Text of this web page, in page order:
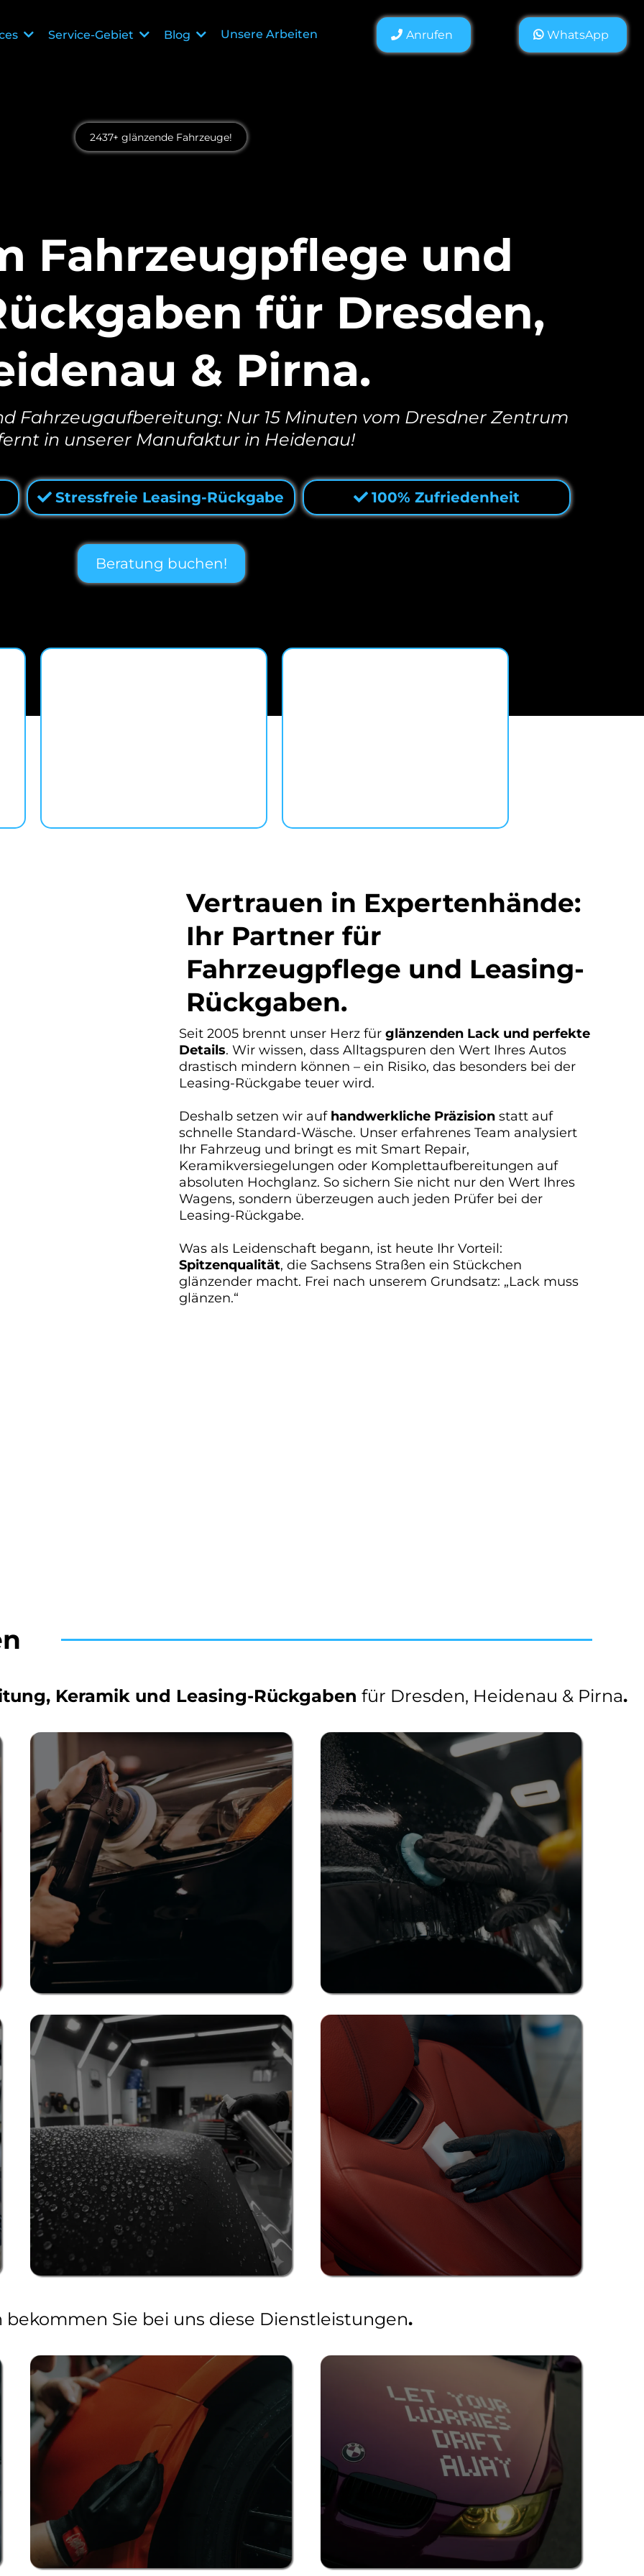
Service-Gebiet Blog Unsere Arbeiten Anrufen WhatsApp
2437+ glänzende Fahrzeuge!
Fahrzeugpflege und
für Dresden,
& Pirna.
Fahrzeugaufbereitung: Nur 15 Minuten vom Dresdner Zentrum
in unserer Manufaktur in Heidenau!
Stressfreie Leasing-Rückgabe 100% Zufriedenheit
Beratung buchen!
Vertrauen in Expertenhände:
Ihr Partner für
Fahrzeugpflege und Leasing-
Rückgaben.
Seit 2005 brennt unser Herz für glänzenden Lack und perfekte
Details. Wir wissen, dass Alltagspuren den Wert Ihres Autos
drastisch mindern können – ein Risiko, das besonders bei der
Leasing-Rückgabe teuer wird.
Deshalb setzen wir auf handwerkliche Präzision statt auf
schnelle Standard-Wäsche. Unser erfahrenes Team analysiert
Ihr Fahrzeug und bringt es mit Smart Repair,
Keramikversiegelungen oder Komplettaufbereitungen auf
absoluten Hochglanz. So sichern Sie nicht nur den Wert Ihres
Wagens, sondern überzeugen auch jeden Prüfer bei der
Leasing-Rückgabe.
Was als Leidenschaft begann, ist heute Ihr Vorteil:
Spitzenqualität, die Sachsens Straßen ein Stückchen
glänzender macht. Frei nach unserem Grundsatz: „Lack muss
glänzen.“
Keramik und Leasing-Rückgaben für Dresden, Heidenau & Pirna.
Sie bei uns diese Dienstleistungen.